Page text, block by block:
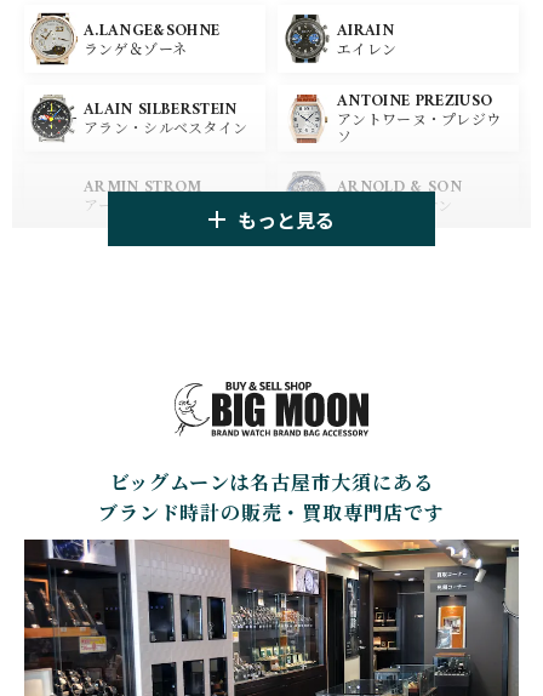
OMEGA
オメガ
BREGUET
ブレゲ
BLANCPAIN
ブランパン
BREITLING
ブライトリング
HUBLOT
ウブロ
ZENITH
BELL＆ROSS SINN
ジン
CARTIER
カルティエ
CHANEL
シャネル
CHOPARD
ショパール
SEIKO
セイコー
GLASHUTTE ORIGINA
L
グラスヒュッテ・オリジ
ナル
CHRONOSWISS
クロノスイス
A.LANGE&SOHNE
ランゲ＆ゾーネ
AIRAIN
エイレン
ALAIN SILBERSTEIN
アラン・シルベスタイン
ANTOINE PREZIUSO
アントワーヌ・プレジウ
ソ
ARMIN STROM
アーミン・シュトローム
ARNOLD & SON
アーノルド&サン
BAMFORD LONDON
バンフォード・ロンドン
BAUME&MERCIER
ボーム＆メルシエ
BEAUBLEU
ボーブルー
BELL＆ROSS
ベル＆ロス
BLANCPAIN
ブランパン
BOLDR Supply Compan
y
ボルダー・サプライ・カ
ンパニー
BOVET
ボヴェ
BREGUET
ブレゲ
もっと見る
ビッグムーンは名古屋市大須にある
ブランド時計の販売・買取専門店です